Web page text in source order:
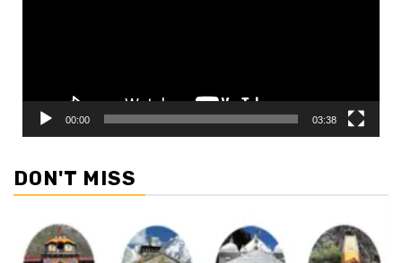
00:00 03:38
DON'T MISS